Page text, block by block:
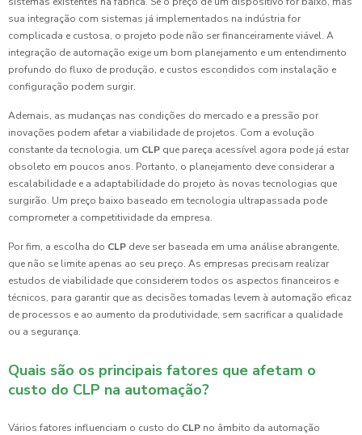
sua integração com sistemas já implementados na indústria for
complicada e custosa, o projeto pode não ser financeiramente viável. A
integração de automação exige um bom planejamento e um entendimento
profundo do fluxo de produção, e custos escondidos com instalação e
configuração podem surgir.
Ademais, as mudanças nas condições do mercado e a pressão por
inovações podem afetar a viabilidade de projetos. Com a evolução
constante da tecnologia, um CLP que pareça acessível agora pode já estar
obsoleto em poucos anos. Portanto, o planejamento deve considerar a
escalabilidade e a adaptabilidade do projeto às novas tecnologias que
surgirão. Um preço baixo baseado em tecnologia ultrapassada pode
comprometer a competitividade da empresa.
Por fim, a escolha do CLP deve ser baseada em uma análise abrangente,
que não se limite apenas ao seu preço. As empresas precisam realizar
estudos de viabilidade que considerem todos os aspectos financeiros e
técnicos, para garantir que as decisões tomadas levem à automação eficaz
de processos e ao aumento da produtividade, sem sacrificar a qualidade
ou a segurança.
Quais são os principais fatores que afetam o
custo do CLP na automação?
Vários fatores influenciam o custo do CLP no âmbito da automação